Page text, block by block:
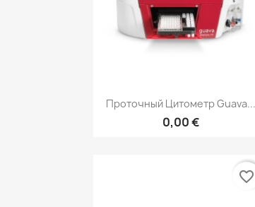
Быстрый просмотр
Проточный Цитометр Guava...
0,00 €
favorite_border